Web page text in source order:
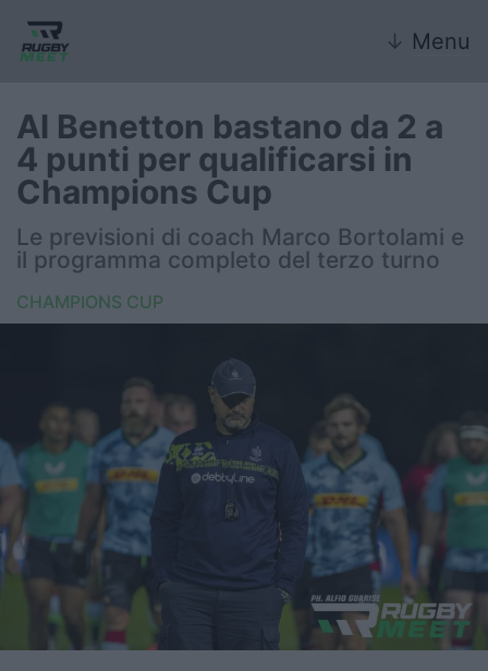
↓ Menu
Nazionale
Nazionali giovanili
Rugby Sevens
FIR
6 Nazioni
United Rugby Championship
Premiership
Champions Cup
Al Benetton bastano da 2 a
4 punti per qualificarsi in
Champions Cup
Le previsioni di coach Marco Bortolami e
il programma completo del terzo turno
CHAMPIONS CUP